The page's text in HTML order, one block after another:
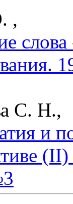
,
С. Н.,
и